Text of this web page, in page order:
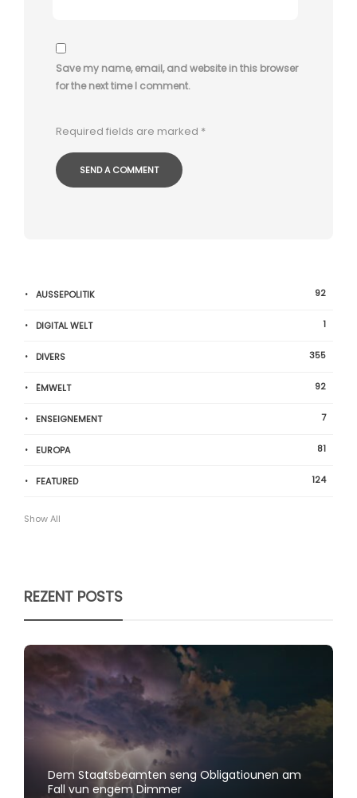
Save my name, email, and website in this browser
for the next time I comment.
Required fields are marked *
AUSSEPOLITIK 92
DIGITAL WELT 1
DIVERS 355
ËMWELT 92
ENSEIGNEMENT 7
EUROPA 81
FEATURED 124
Show All
REZENT POSTS
Dem Staatsbeamten seng Obligatiounen am
Fall vun engem Dimmer